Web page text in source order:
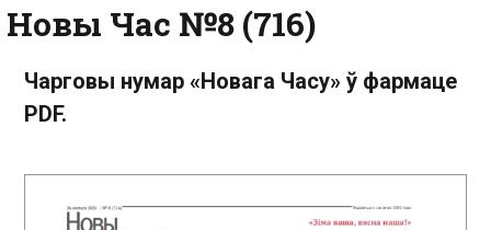
Новы Час №8 (716)
Чарговы нумар «Новага Часу» ў фармаце
PDF.